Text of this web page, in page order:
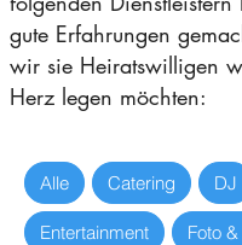
gute Erfahrungen
wir sie Heiratswilligen
Herz legen möchten:
Alle Catering DJ
Entertainment Foto